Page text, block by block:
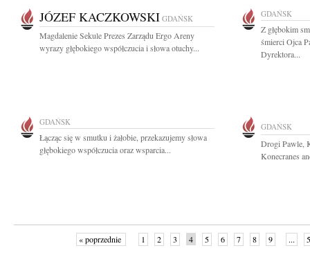
JÓZEF KACZKOWSKI GDAŃSK
Magdalenie Sekule Prezes Zarządu Ergo Areny
wyrazy głębokiego współczucia i słowa otuchy...
GDAŃSK
Z głębokim
śmierci Ojca
Dyrektora...
GDAŃSK
Łącząc się w smutku i żałobie, przekazujemy słowa
głębokiego współczucia oraz wsparcia...
GDAŃSK
Drogi Pawle,
Konecranes
« poprzednie 1 2 3 4 5 6 7 8 9 ...